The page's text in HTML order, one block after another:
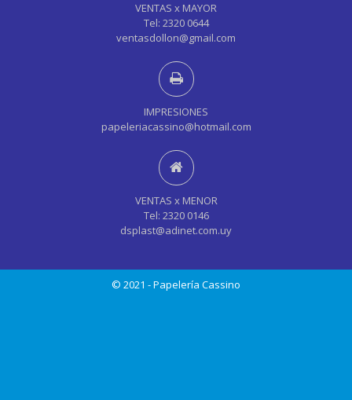
VENTAS x MAYOR
Tel: 2320 0644
ventasdollon@gmail.com
IMPRESIONES
papeleriacassino@hotmail.com
VENTAS x MENOR
Tel: 2320 0146
dsplast@adinet.com.uy
© 2021 - Papelería Cassino